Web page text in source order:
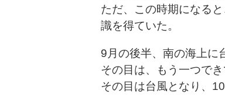
ただ、この時期になる
識を得ていた。
9月の後半、南の海上に
その目は、もう一つでき
その目は台風となり、